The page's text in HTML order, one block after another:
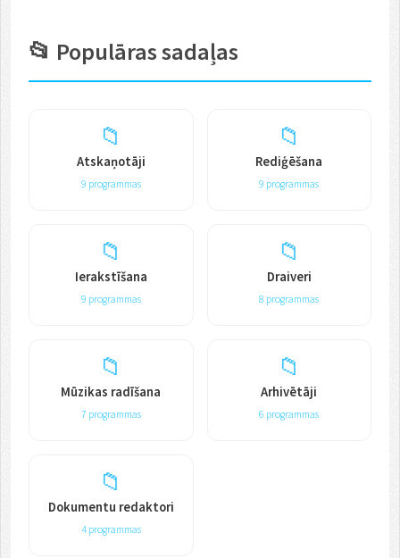
📂 Populāras sadaļas
📁
Atskaņotāji
9 programmas
📁
Rediģēšana
9 programmas
📁
Ierakstīšana
9 programmas
📁
Draiveri
8 programmas
📁
Mūzikas radīšana
7 programmas
📁
Arhivētāji
6 programmas
📁
Dokumentu redaktori
4 programmas